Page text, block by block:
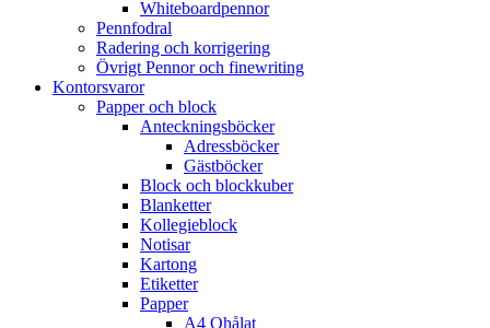
Whiteboardpennor
Pennfodral
Radering och korrigering
Övrigt Pennor och finewriting
Kontorsvaror
Papper och block
Anteckningsböcker
Adressböcker
Gästböcker
Block och blockkuber
Blanketter
Kollegieblock
Notisar
Kartong
Etiketter
Papper
A4 Ohålat